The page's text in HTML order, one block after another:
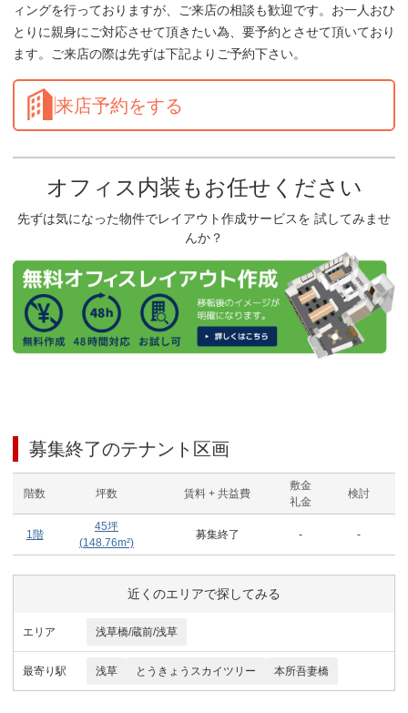
ィングを行っておりますが、ご来店の相談も歓迎です。お一人おひ
とりに親身にご対応させて頂きたい為、要予約とさせて頂いており
ます。ご来店の際は先ずは下記よりご予約下さい。
来店予約をする
オフィス内装もお任せください
先ずは気になった物件でレイアウト作成サービスを 試してみませ
んか？
募集終了のテナント区画
階数 坪数 賃料 + 共益費
敷金
礼金
検討
1階
45坪
(148.76m²)
募集終了 - -
近くのエリアで探してみる
エリア 浅草橋/蔵前/浅草
最寄り駅 浅草 とうきょうスカイツリー 本所吾妻橋